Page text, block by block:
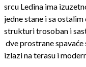
srcu Ledina ima
jedne stane i sa
strukturi trosoban i
dve prostrane
izlazi na terasu i